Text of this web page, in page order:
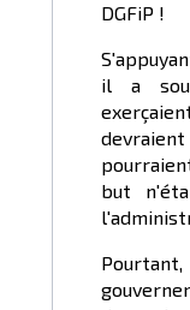
DGFiP !
il a
but